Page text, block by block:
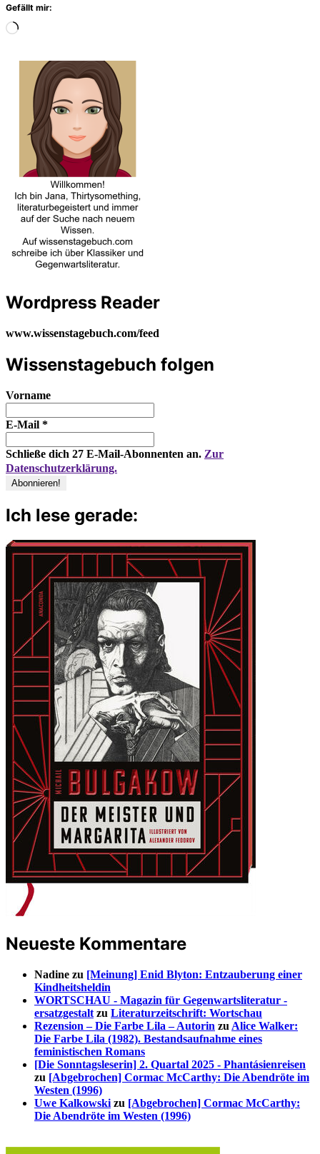
Gefällt mir:
Wird
Wordpress Reader
www.wissenstagebuch.com/feed
Wissenstagebuch folgen
Vorname
E-Mail *
Schließe dich 27 E-Mail-Abonnenten an. Zur
Datenschutzerklärung.
Ich lese gerade:
Neueste Kommentare
Nadine zu [Meinung] Enid Blyton: Entzauberung einer
Kindheitsheldin
WORTSCHAU - Magazin für Gegenwartsliteratur -
ersatzgestalt zu Literaturzeitschrift: Wortschau
Rezension – Die Farbe Lila – Autorin zu Alice Walker:
Die Farbe Lila (1982). Bestandsaufnahme eines
feministischen Romans
[Die Sonntagsleserin] 2. Quartal 2025 - Phantásienreisen
zu [Abgebrochen] Cormac McCarthy: Die Abendröte im
Westen (1996)
Uwe Kalkowski zu [Abgebrochen] Cormac McCarthy:
Die Abendröte im Westen (1996)